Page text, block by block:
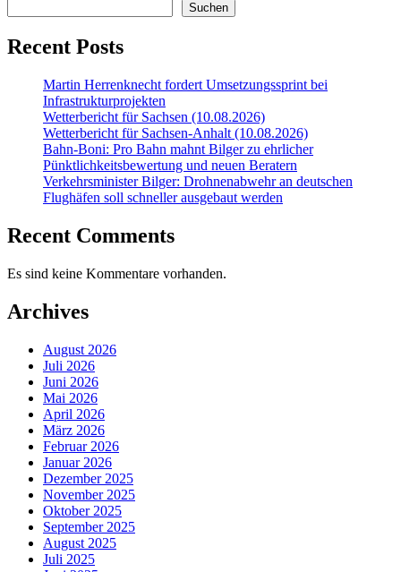
Suchen
Recent Posts
Martin Herrenknecht fordert Umsetzungssprint bei
Infrastrukturprojekten
Wetterbericht für Sachsen (10.08.2026)
Wetterbericht für Sachsen-Anhalt (10.08.2026)
Bahn-Boni: Pro Bahn mahnt Bilger zu ehrlicher
Pünktlichkeitsbewertung und neuen Beratern
Verkehrsminister Bilger: Drohnenabwehr an deutschen
Flughäfen soll schneller ausgebaut werden
Recent Comments
Es sind keine Kommentare vorhanden.
Archives
August 2026
Juli 2026
Juni 2026
Mai 2026
April 2026
März 2026
Februar 2026
Januar 2026
Dezember 2025
November 2025
Oktober 2025
September 2025
August 2025
Juli 2025